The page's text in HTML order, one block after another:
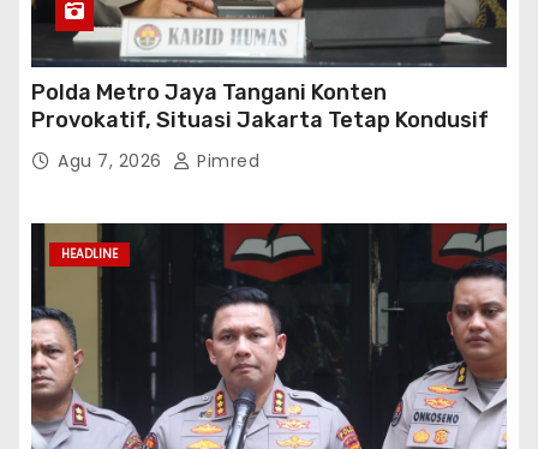
Polda Metro Jaya Tangani Konten
Provokatif, Situasi Jakarta Tetap Kondusif
Agu 7, 2026 Pimred
HEADLINE